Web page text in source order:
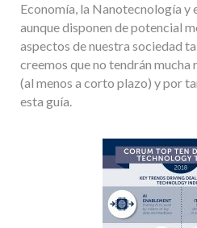
Economía, la Nanotecnología y
aunque disponen de potencial
aspectos de nuestra sociedad
creemos que no tendrán mucha
(al menos a corto plazo) y por
esta guía.